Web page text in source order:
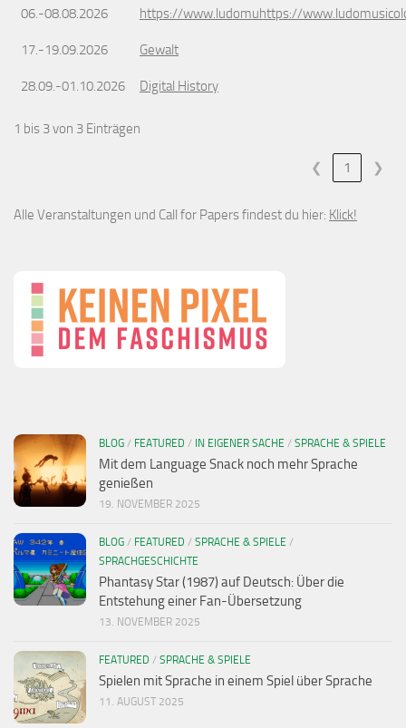
06.-08.08.2026 https://www.ludomuhttps://
17.-19.09.2026 Gewalt
28.09.-01.10.2026 Digital History
1 bis 3 von 3 Einträgen
❮ 1 ❯
Alle Veranstaltungen und Call for Papers findest du hier: Klick!
BLOG / FEATURED / IN EIGENER SACHE / SPRACHE & SPIELE
Mit dem Language Snack noch mehr Sprache
genießen
19. NOVEMBER 2025
BLOG / FEATURED / SPRACHE & SPIELE /
SPRACHGESCHICHTE
Phantasy Star (1987) auf Deutsch: Über die
Entstehung einer Fan-Übersetzung
13. NOVEMBER 2025
FEATURED / SPRACHE & SPIELE
Spielen mit Sprache in einem Spiel über Sprache
11. AUGUST 2025